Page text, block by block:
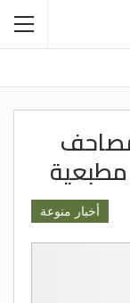
مطبعية
أخبار منوعة